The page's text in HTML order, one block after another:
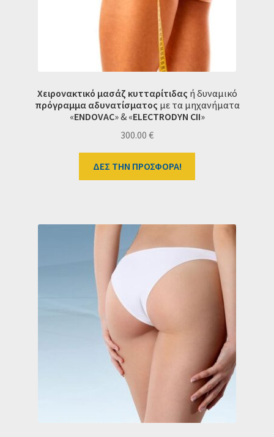
Χειρονακτικό μασάζ κυτταρίτιδας ή δυναμικό
πρόγραμμα αδυνατίσματος με τα μηχανήματα
«ENDOVAC» & «ELECTRODYN CII»
300.00 €
ΔΕΣ ΤΗΝ ΠΡΟΣΦΟΡΑ!